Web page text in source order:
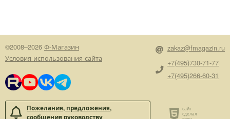
©2008–2026 Ф-Магазин
Условия использования сайта
Пожелания, предложения,
zakaz@fmagazin.ru
+7(495)730-71-77
+7(495)266-60-31